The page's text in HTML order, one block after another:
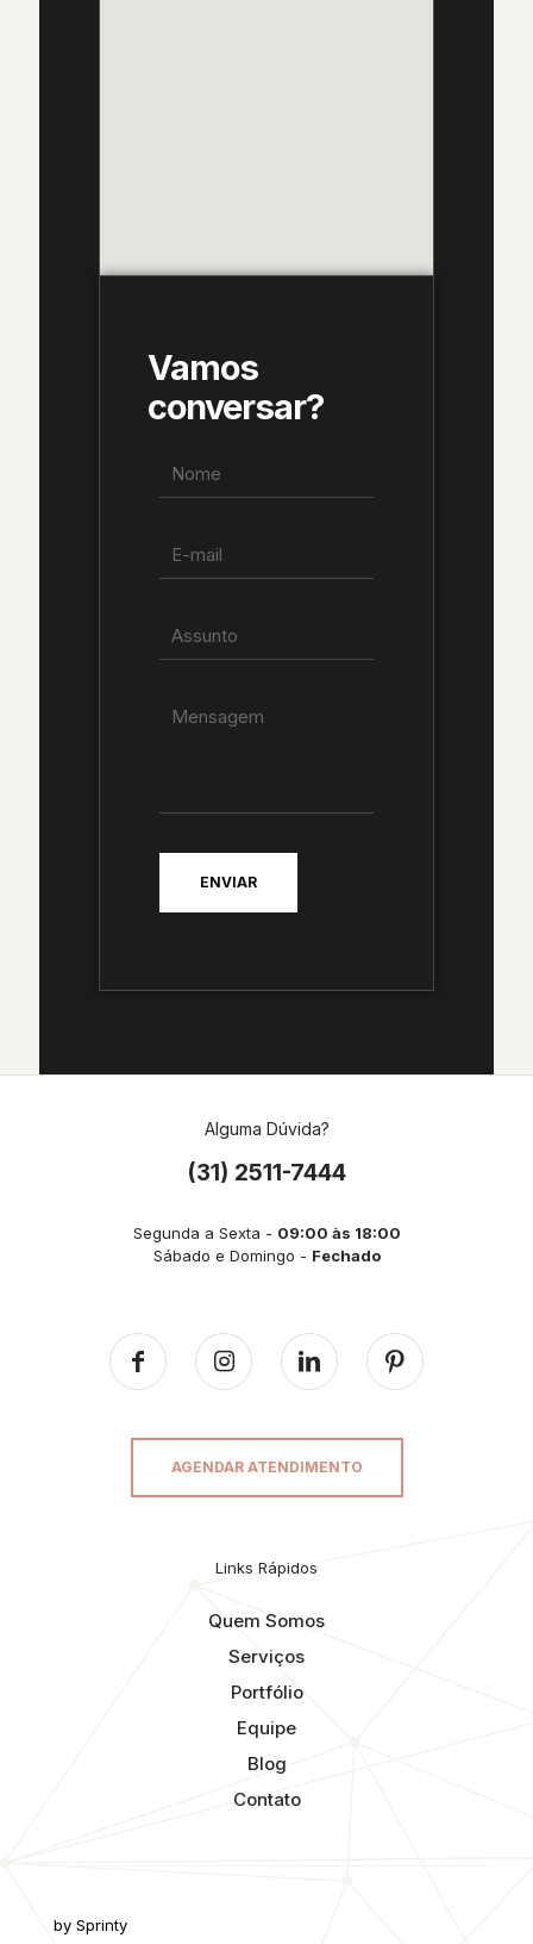
Vamos
conversar?
Alguma Dúvida?
(31) 2511-7444
Segunda a Sexta - 09:00 às 18:00
Sábado e Domingo - Fechado
AGENDAR ATENDIMENTO
Links Rápidos
Quem Somos
Serviços
Portfólio
Equipe
Blog
Contato
by Sprinty